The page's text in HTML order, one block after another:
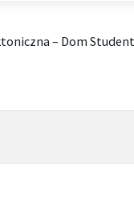
– Dom